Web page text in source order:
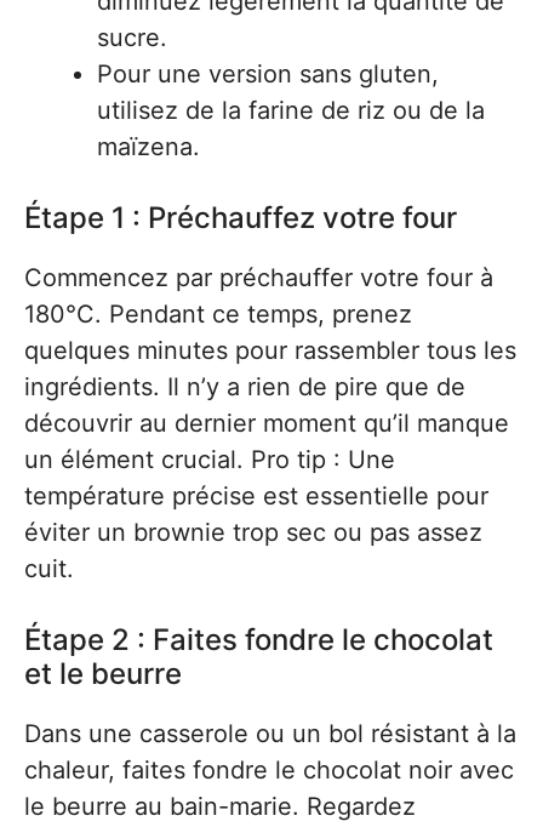
sucre.
Pour une version sans gluten,
utilisez de la farine de riz ou de la
maïzena.
Étape 1 : Préchauffez votre four
Commencez par préchauffer votre four à
180°C. Pendant ce temps, prenez
quelques minutes pour rassembler tous les
ingrédients. Il n’y a rien de pire que de
découvrir au dernier moment qu’il manque
un élément crucial. Pro tip : Une
température précise est essentielle pour
éviter un brownie trop sec ou pas assez
cuit.
Étape 2 : Faites fondre le chocolat
et le beurre
Dans une casserole ou un bol résistant à la
chaleur, faites fondre le chocolat noir avec
le beurre au bain-marie. Regardez